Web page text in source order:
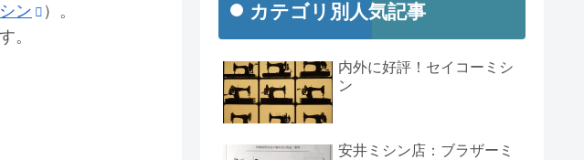
ン
）。
。
カテゴリ別人気記事
内外に好評！セイコーミシ
ン
安井ミシン店：ブラザーミ